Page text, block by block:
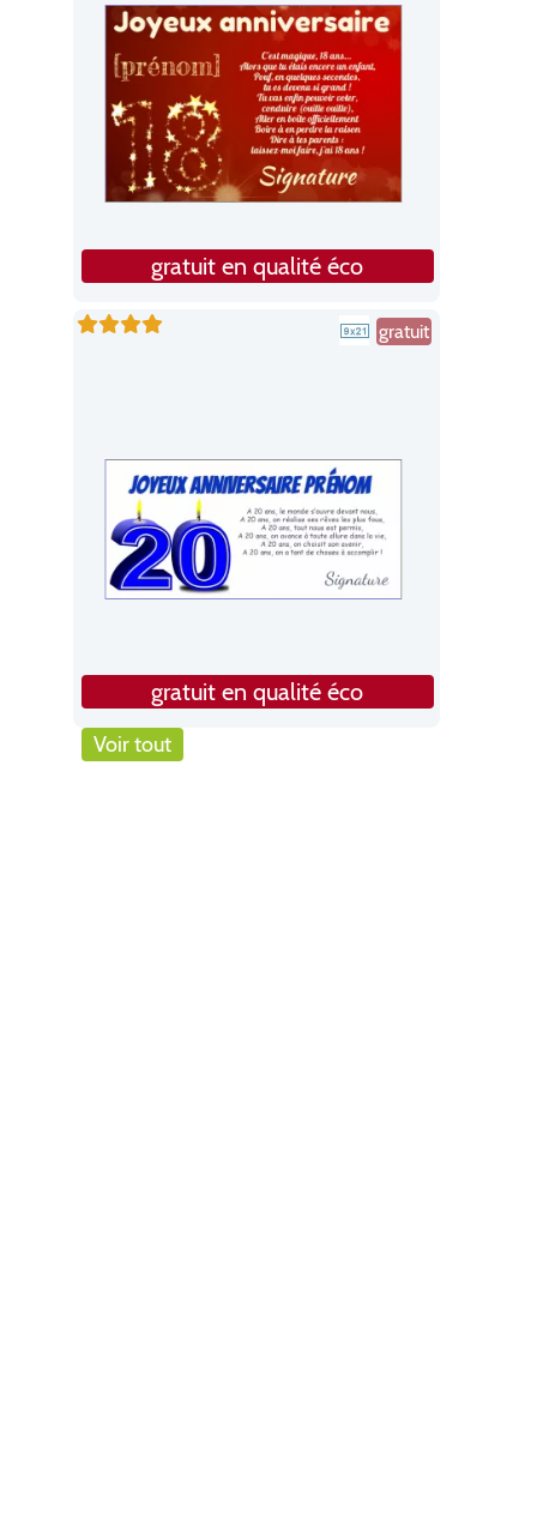
gratuit en qualité éco
gratuit
gratuit en qualité éco
Voir tout